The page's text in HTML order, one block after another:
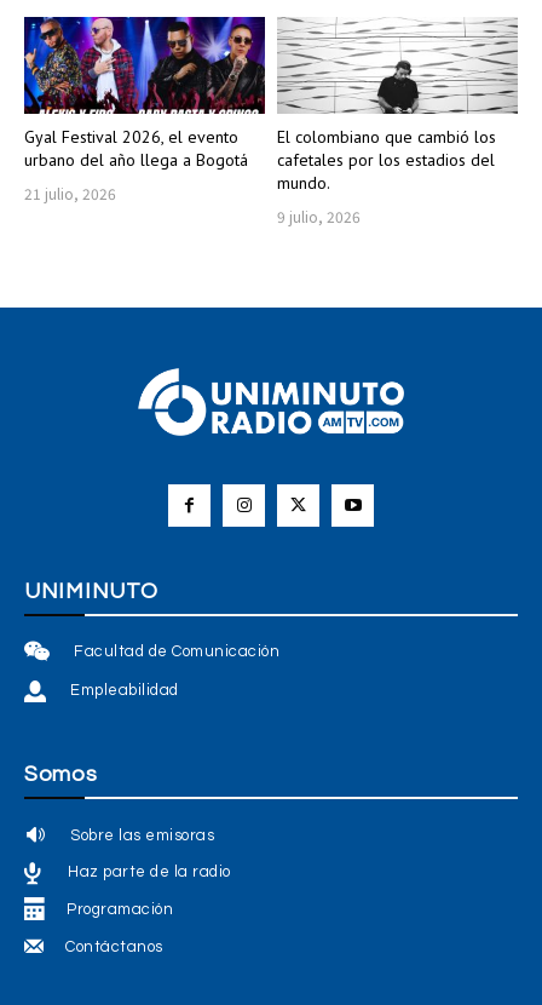
Gyal Festival 2026, el evento
urbano del año llega a Bogotá
21 julio, 2026
El colombiano que cambió los
cafetales por los estadios del
mundo.
9 julio, 2026
UNIMINUTO
Facultad de Comunicación
Empleabilidad
Somos
Sobre las emisoras
Haz parte de la radio
Programación
Contáctanos